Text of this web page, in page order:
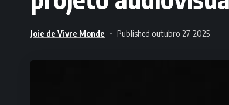
Joie de Vivre Monde Published outubro 27, 2025